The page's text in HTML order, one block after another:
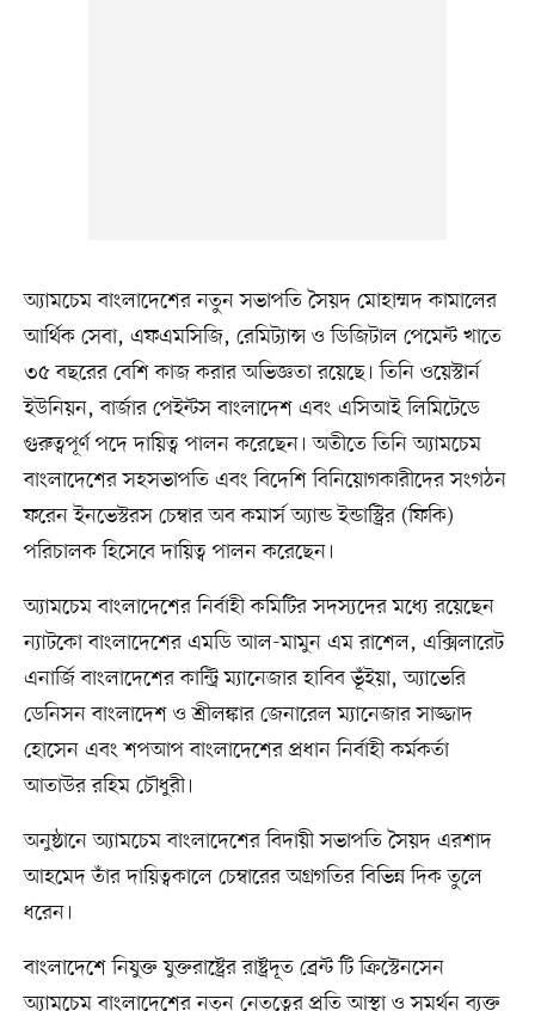
অ্যামচেম বাংলাদেশের নতুন সভাপতি সৈয়দ মোহাম্মদ কামালের
আর্থিক সেবা, এফএমসিজি, রেমিট্যান্স ও ডিজিটাল পেমেন্ট খাতে
৩৫ বছরের বেশি কাজ করার অভিজ্ঞতা রয়েছে। তিনি ওয়েস্টার্ন
ইউনিয়ন, বার্জার পেইন্টস বাংলাদেশ এবং এসিআই লিমিটেডে
গুরুত্বপূর্ণ পদে দায়িত্ব পালন করেছেন। অতীতে তিনি অ্যামচেম
বাংলাদেশের সহসভাপতি এবং বিদেশি বিনিয়োগকারীদের সংগঠন
ফরেন ইনভেস্টরস চেম্বার অব কমার্স অ্যান্ড ইন্ডাস্ট্রির (ফিকি)
পরিচালক হিসেবে দায়িত্ব পালন করেছেন।
অ্যামচেম বাংলাদেশের নির্বাহী কমিটির সদস্যদের মধ্যে রয়েছেন
ন্যাটকো বাংলাদেশের এমডি আল-মামুন এম রাশেল, এক্সিলারেট
এনার্জি বাংলাদেশের কান্ট্রি ম্যানেজার হাবিব ভূঁইয়া, অ্যাভেরি
ডেনিসন বাংলাদেশ ও শ্রীলঙ্কার জেনারেল ম্যানেজার সাজ্জাদ
হোসেন এবং শপআপ বাংলাদেশের প্রধান নির্বাহী কর্মকর্তা
আতাউর রহিম চৌধুরী।
অনুষ্ঠানে অ্যামচেম বাংলাদেশের বিদায়ী সভাপতি সৈয়দ এরশাদ
আহমেদ তাঁর দায়িত্বকালে চেম্বারের অগ্রগতির বিভিন্ন দিক তুলে
ধরেন।
বাংলাদেশে নিযুক্ত যুক্তরাষ্ট্রের রাষ্ট্রদূত ব্রেন্ট টি ক্রিস্টেনসেন
অ্যামচেম বাংলাদেশের নতুন নেতৃত্বের প্রতি আস্থা ও সমর্থন ব্যক্ত